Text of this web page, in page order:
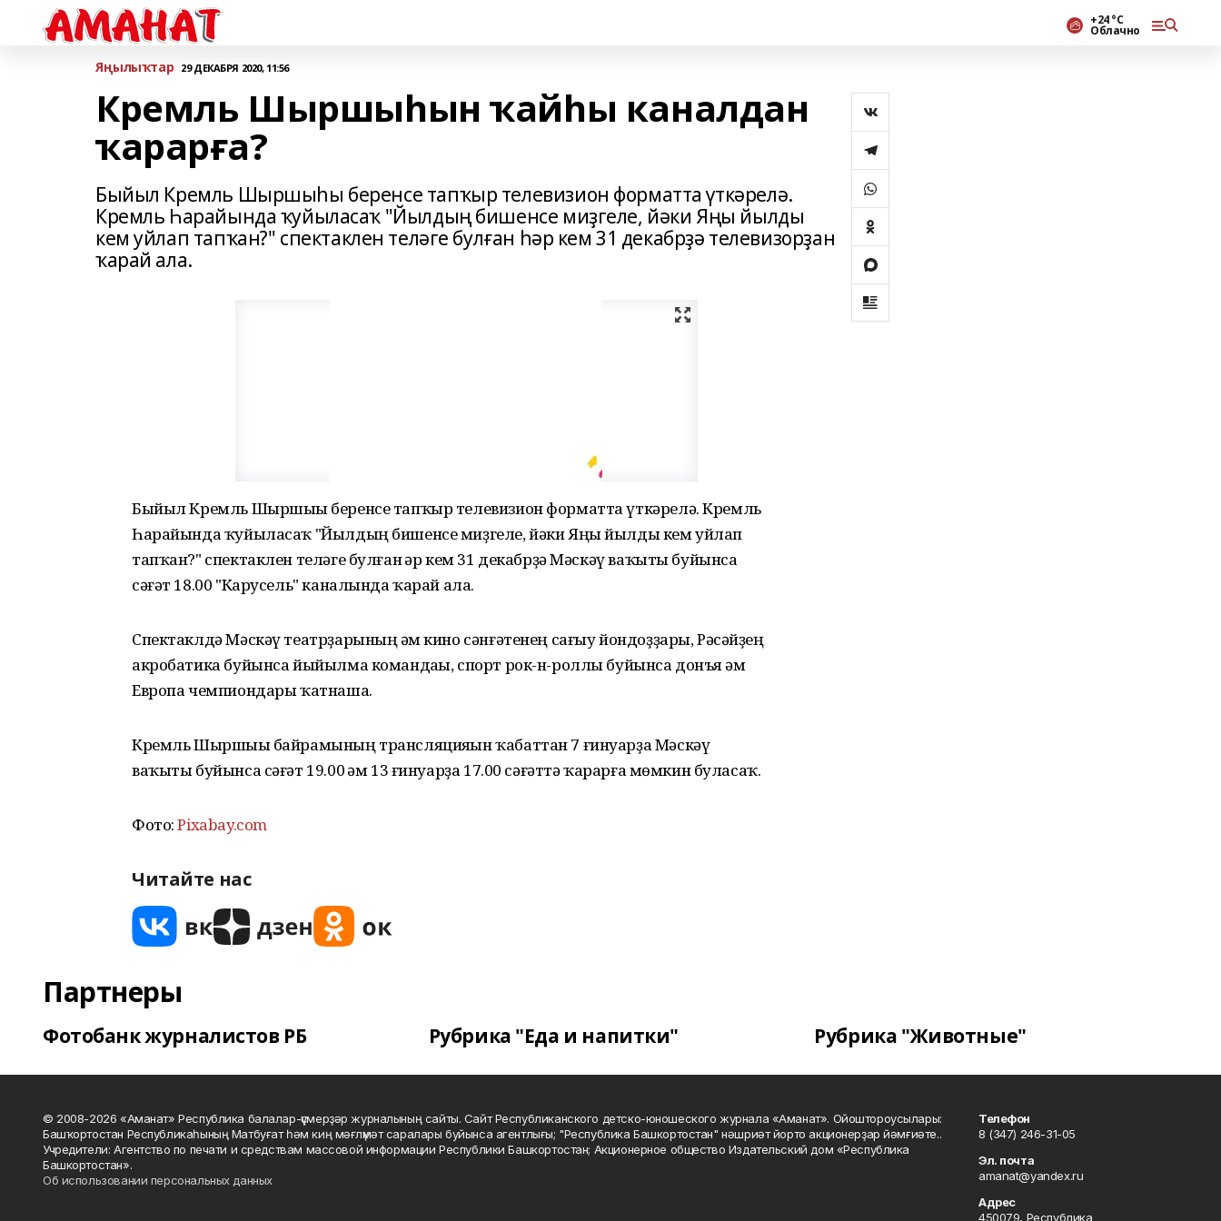
+24 °С
Облачно
Яңылыҡтар 29 ДЕКАБРЯ 2020, 11:56
Кремль Шыршыһын ҡайһы каналдан
ҡарарға?
Быйыл Кремль Шыршыһы беренсе тапҡыр телевизион форматта үткәрелә.
Кремль Һарайында ҡуйыласаҡ "Йылдың бишенсе миҙгеле, йәки Яңы йылды
кем уйлап тапҡан?" спектаклен теләге булған һәр кем 31 декабрҙә телевизорҙан
ҡарай ала.
Быйыл Кремль Шыршыһы беренсе тапҡыр телевизион форматта үткәрелә. Кремль
Һарайында ҡуйыласаҡ "Йылдың бишенсе миҙгеле, йәки Яңы йылды кем уйлап
тапҡан?" спектаклен теләге булған һәр кем 31 декабрҙә Мәскәү ваҡыты буйынса
сәғәт 18.00 "Карусель" каналында ҡарай ала.
Спектаклдә Мәскәү театрҙарының һәм кино сәнғәтенең сағыу йондоҙҙары, Рәсәйҙең
акробатика буйынса йыйылма командаһы, спорт рок-н-роллы буйынса донъя һәм
Европа чемпиондары ҡатнаша.
Кремль Шыршыһы байрамының трансляцияһын ҡабаттан 7 ғинуарҙа Мәскәү
ваҡыты буйынса сәғәт 19.00 һәм 13 ғинуарҙа 17.00 сәғәттә ҡарарға мөмкин буласаҡ.
Фото:Рixabay.com
Читайте нас
Партнеры
Фотобанк журналистов РБ Рубрика "Еда и напитки" Рубрика "Животные"
© 2008-2026 «Аманат» Республика балалар-үҫмерҙәр журналының сайты. Сайт Республиканского детско-юношеского журнала «Аманат». Ойоштороусылары:
Башҡортостан Республикаһының Матбуғат һәм киң мәғлүмәт саралары буйынса агентлығы; "Республика Башкортостан" нәшриәт йорто акционерҙар йәмғиәте..
Учредители: Агентство по печати и средствам массовой информации Республики Башкортостан; Акционерное общество Издательский дом «Республика
Башкортостан».
Об использовании персональных данных
Телефон
8 (347) 246-31-05
Эл. почта
amanat@yandex.ru
Адрес
450079, Республика